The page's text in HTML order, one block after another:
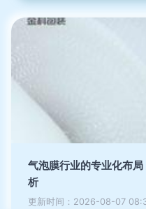
气泡膜行业的专业化布
析
更新时间：2026-08-07